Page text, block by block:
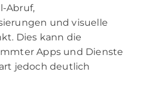
Abruf,
und visuelle
Dies kann die
Apps und Dienste
jedoch deutlich